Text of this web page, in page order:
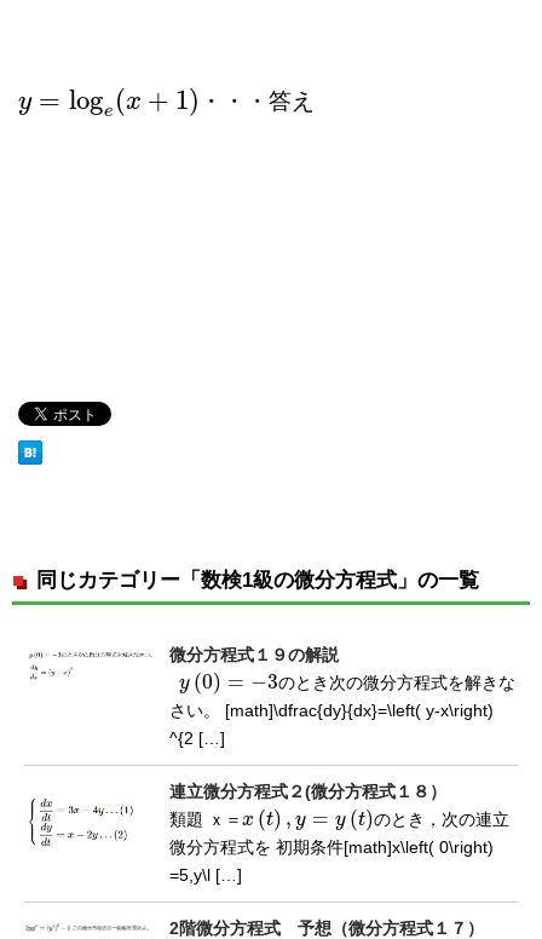
y = loge (x + 1)
y=loge(x+1) ・・・答え
同じカテゴリー「数検1級の微分方程式」の一覧
微分方程式１９の解説
y (0) = −3
y( 0)=− 3
のとき次の微分方程式を解きな
さい。 [math]\dfrac{dy}{dx}=\left( y-x\right)
^{2 […]
連立微分方程式２(微分方程式１８）
類題 ｘ ＝x (t) , y = y (t)
ｘ ＝x( t),y = y(t )
のとき，次の連立
微分方程式を 初期条件[math]x\left( 0\right)
=5,y\l […]
2階微分方程式 予想（微分方程式１７）